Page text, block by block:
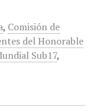
, Comisión de
del Honorable
Sub17,